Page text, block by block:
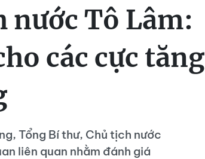
nước Tô Lâm:
các cực tăng
Tổng Bí thư, Chủ tịch nước
liên quan nhằm đánh giá